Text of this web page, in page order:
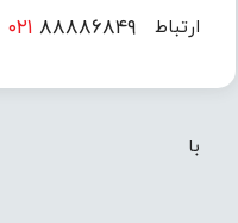
ارتباط
با
۰۲۱ ۸۸۸۸۶۸۴۹